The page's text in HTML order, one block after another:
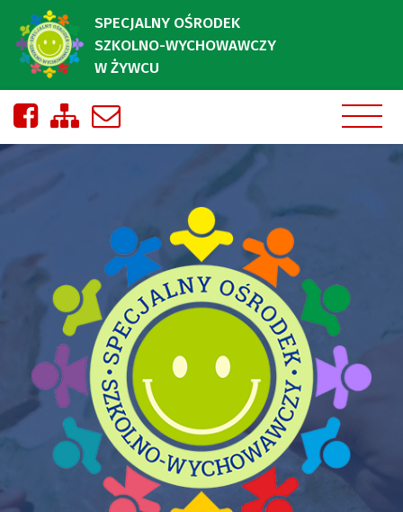
SPECJALNY OŚRODEK
SZKOLNO-WYCHOWAWCZY
W ŻYWCU
Nasza strona na Facebooku
Zobacz mapę strony